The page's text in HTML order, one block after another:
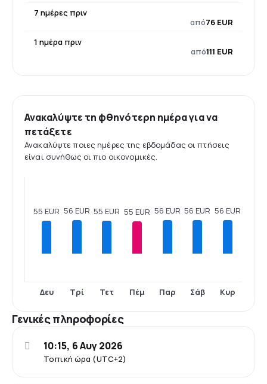
7 ημέρες πριν
από76 EUR
1 ημέρα πριν
από111 EUR
Ανακαλύψτε τη φθηνότερη ημέρα για να
πετάξετε
Ανακαλύψτε ποιες ημέρες της εβδομάδας οι πτήσεις
είναι συνήθως οι πιο οικονομικές.
55 EUR
Δευ
56 EUR
Τρί
55 EUR
Τετ
55 EUR
Πέμ
56 EUR
Παρ
56 EUR
Σάβ
56 EUR
Κυρ
Γενικές πληροφορίες
Τοπική ώρα (UTC+2)
10:15, 6 Αυγ 2026